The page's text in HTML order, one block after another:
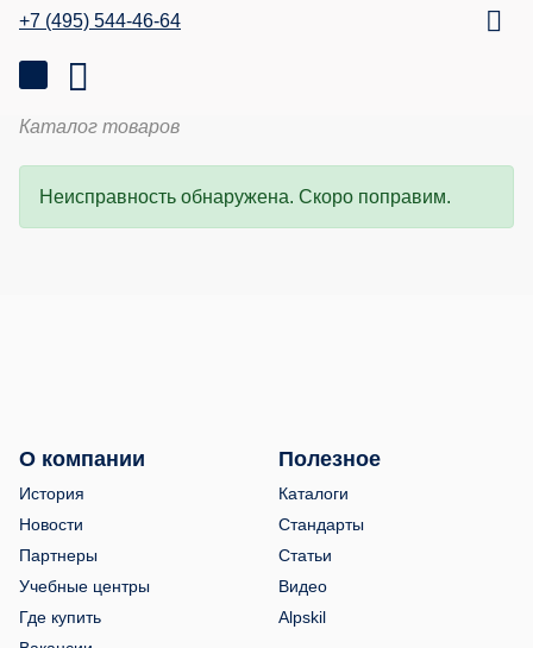
+7 (495) 544-46-64
Каталог товаров
Неисправность обнаружена. Скоро поправим.
О компании
История
Новости
Партнеры
Учебные центры
Где купить
Полезное
Каталоги
Стандарты
Статьи
Видео
Alpskil